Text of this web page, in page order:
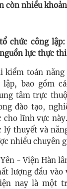
còn nhiều
chức công
lực thực thi
kiểm toán
bao gồm
tâm trực
đào tạo,
cho lĩnh vực
lý thuyết và
nhiều chuyên
- Viện Hàn
lượng đầu vào
nay là một